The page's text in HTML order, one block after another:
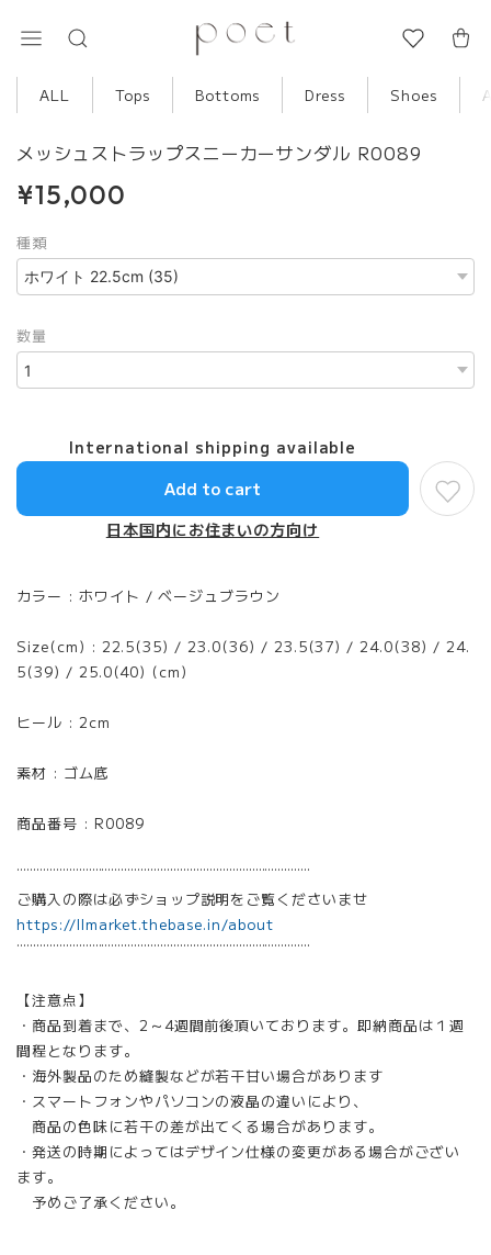
ALL Tops Bottoms Dress Shoes
メッシュストラップスニーカーサンダル R0089
¥15,000
種類
数量
International shipping available
Add to cart
日本国内にお住まいの方向け
カラー : ホワイト / ベージュブラウン
Size(cm) : 22.5(35) / 23.0(36) / 23.5(37) / 24.0(38) / 24.
5(39) / 25.0(40) (cm)
ヒール : 2cm
素材 : ゴム底
商品番号 : R0089
¨¨¨¨¨¨¨¨¨¨¨¨¨¨¨¨¨¨¨¨¨¨¨¨¨¨¨¨¨¨¨¨¨¨¨¨¨¨¨¨¨¨¨¨¨
ご購入の際は必ずショップ説明をご覧くださいませ
https://llmarket.thebase.in/about
¨¨¨¨¨¨¨¨¨¨¨¨¨¨¨¨¨¨¨¨¨¨¨¨¨¨¨¨¨¨¨¨¨¨¨¨¨¨¨¨¨¨¨¨¨
【注意点】
・商品到着まで、2～4週間前後頂いております。即納商品は１週
間程となります。
・海外製品のため縫製などが若干甘い場合があります
・スマートフォンやパソコンの液晶の違いにより、
商品の色味に若干の差が出てくる場合があります。
・発送の時期によってはデザイン仕様の変更がある場合がござい
ます。
予めご了承ください。